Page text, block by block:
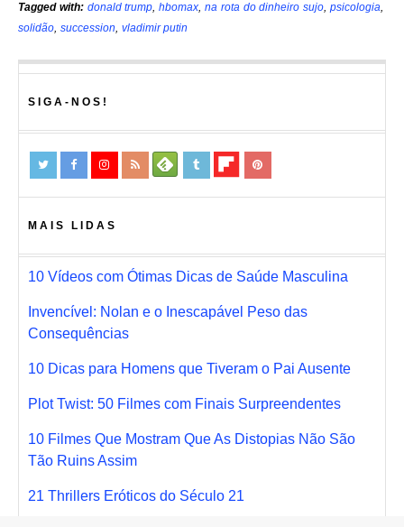
Tagged with: donald trump,hbomax,na rota do dinheiro sujo,psicologia,
solidão, succession, vladimir putin
SIGA-NOS!
MAIS LIDAS
10 Vídeos com Ótimas Dicas de Saúde Masculina
Invencível: Nolan e o Inescapável Peso das
Consequências
10 Dicas para Homens que Tiveram o Pai Ausente
Plot Twist: 50 Filmes com Finais Surpreendentes
10 Filmes Que Mostram Que As Distopias Não São
Tão Ruins Assim
21 Thrillers Eróticos do Século 21